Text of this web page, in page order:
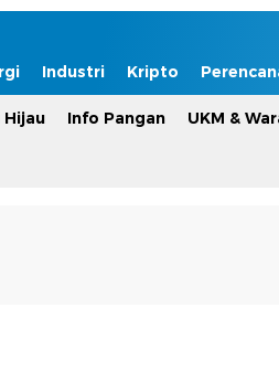
Industri Kripto
Hijau Info Pangan UKM &